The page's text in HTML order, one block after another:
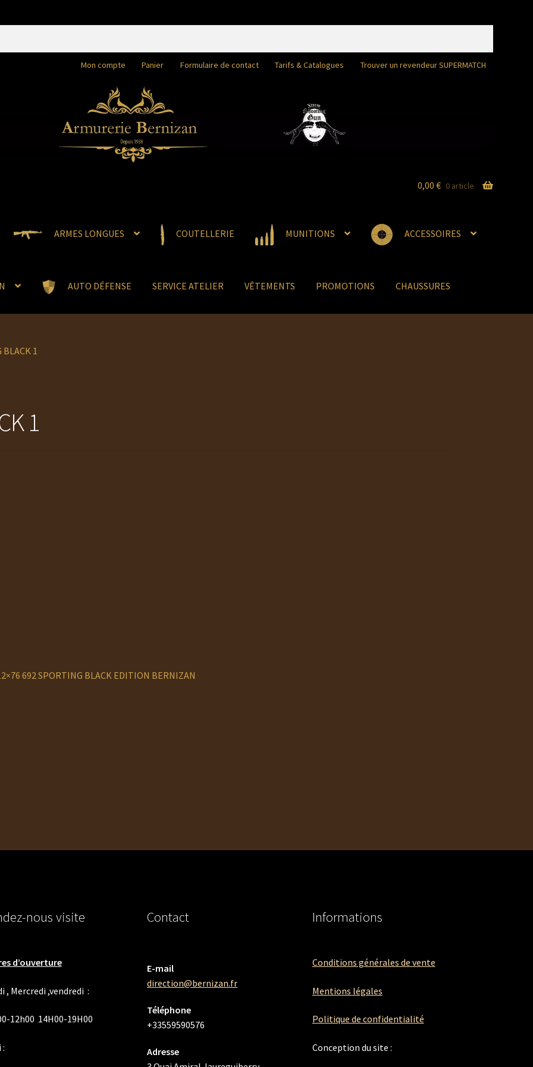
Mon compte Panier Formulaire de contact Tarifs & Catalogues Trouver un revendeur SUPERMATCH
ARMES LONGUES COUTELLERIE MUNITIONS ACCESSOIRES
AUTO DÉFENSE SERVICE ATELIER VÊTEMENTS PROMOTIONS CHAUSSURES
0,00 € 0 article
BLACK 1
1
692 SPORTING BLACK EDITION BERNIZAN
nous visite
d’ouverture
, Mercredi ,vendredi :
12h00 14H00-19H00
:
Contact
E-mail
direction@bernizan.fr
Téléphone
+33559590576
Adresse
Informations
Conditions générales de vente
Mentions légales
Politique de confidentialité
Conception du site :